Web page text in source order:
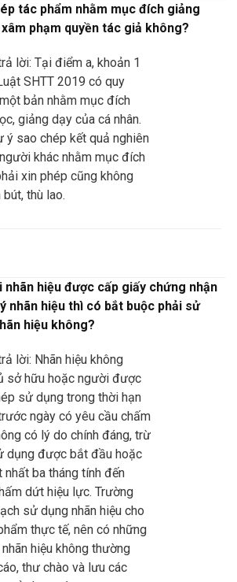
tác phẩm nhằm mục đích giảng
phạm quyền tác giả không?
lời: Tại điểm a, khoản 1
SHTT 2019 có quy
bản nhằm mục đích
giảng dạy của cá nhân.
ý sao chép kết quả nghiên
khác nhằm mục đích
xin phép cũng không
thù lao.
nhãn hiệu được cấp giấy chứng nhận
nhãn hiệu thì có bắt buộc phải sử
hiệu không?
lời: Nhãn hiệu không
sở hữu hoặc người được
sử dụng trong thời hạn
ngày có yêu cầu chấm
có lý do chính đáng, trừ
dụng được bắt đầu hoặc
ba tháng tính đến
dứt hiệu lực. Trường
sử dụng nhãn hiệu cho
thực tế, nên có những
hiệu không thường
thư chào và lưu các